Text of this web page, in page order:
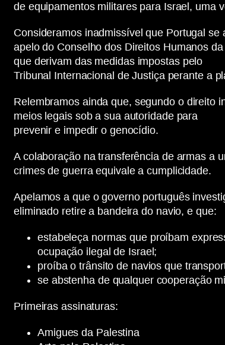
de equipamentos militares para Israel, uma
Consideramos inadmissível que Portugal
apelo do Conselho dos Direitos Humanos
que derivam das medidas impostas pelo
Tribunal Internacional de Justiça perante a
Relembramos ainda que, segundo o direito
meios legais sob a sua autoridade para
prevenir e impedir o genocídio.
A colaboração na transferência de armas a
crimes de guerra equivale a cumplicidade.
Apelamos a que o governo português
eliminado retire a bandeira do navio, e que:
estabeleça normas que proíbam
ocupação ilegal de Israel;
proíba o trânsito de navios que
se abstenha de qualquer cooperação
Primeiras assinaturas:
Amigues da Palestina